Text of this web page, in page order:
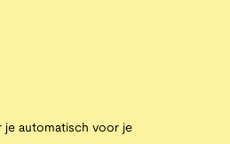
je automatisch voor je